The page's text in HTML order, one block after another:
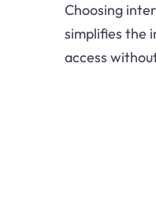
Choosing
simplifies the
access